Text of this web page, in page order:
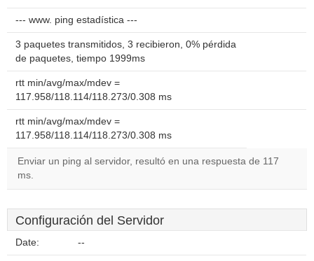
--- www. ping estadística ---
3 paquetes transmitidos, 3 recibieron, 0% pérdida
de paquetes, tiempo 1999ms
rtt min/avg/max/mdev =
117.958/118.114/118.273/0.308 ms
rtt min/avg/max/mdev =
117.958/118.114/118.273/0.308 ms
Enviar un ping al servidor, resultó en una respuesta de 117
ms.
Configuración del Servidor
Date: --